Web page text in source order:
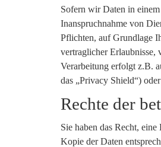
Sofern wir Daten in
Inanspruchnahme von
Pflichten, auf Grundlage
vertraglicher Erlaubnisse,
Verarbeitung erfolgt z.B.
das „Privacy Shield“)
Rechte der
Sie haben das Recht,
Kopie der Daten